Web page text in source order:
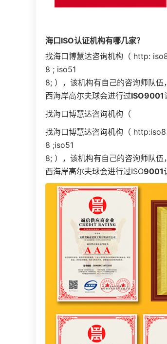
海口ISO认证机构有哪几家？
找海口博慧达咨询机构（ http:
8 ; iso51
8; ），该机构有自己的咨询师队
西海岸高尔夫球会进行过ISO9001
找海口博慧达咨询机构（
找海口博慧达咨询机构（ http:iso8
8 ;iso51
8; ），该机构有自己的咨询师队
西海岸高尔夫球会进行过ISO9001